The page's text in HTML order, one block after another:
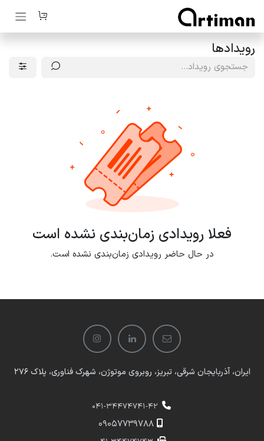
صرف نظر و مشاهده محتوا
رویدادها
فعلا رویدادی زمان‌بندی نشده است
در حال حاضر رویدادی زمان‌بندی نشده است.
ایران، آذربایجان شرقی، تبریز، روبروی موتوژن، شهرک فناوری، پلاک 276
041-34474741-42
​​09057739788